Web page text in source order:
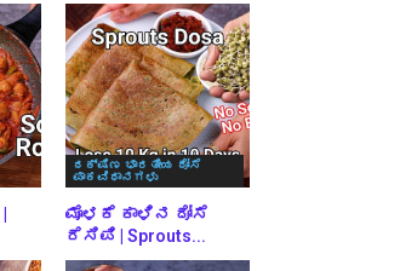
ದಕ್ಷಿಣ ಭಾರತೀಯ ದೋಸೆ
ಪಾಕವಿಧಾನಗಳು
ಮೊಳಕೆ ಕಾಳಿನ ದೋಸೆ
ರೆಸಿಪಿ | Sprouts...